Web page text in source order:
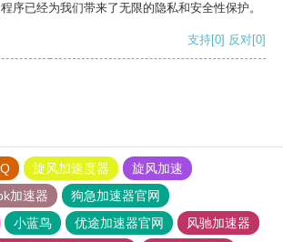
序已经为我们带来了无限的隐私和安全性保护。
支持[0] 反对[0]
旋风加速度器
旋风加速
加速器
狗急加速器官网
小蓝鸟 优途加速器官网
风驰加速器